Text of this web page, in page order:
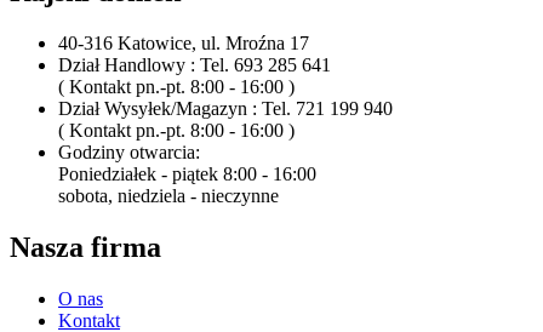
40-316 Katowice, ul. Mroźna 17
Dział Handlowy : Tel. 693 285 641
( Kontakt pn.-pt. 8:00 - 16:00 )
Dział Wysyłek/Magazyn : Tel. 721 199 940
( Kontakt pn.-pt. 8:00 - 16:00 )
Godziny otwarcia:
Poniedziałek - piątek 8:00 - 16:00
sobota, niedziela - nieczynne
Nasza firma
O nas
Kontakt